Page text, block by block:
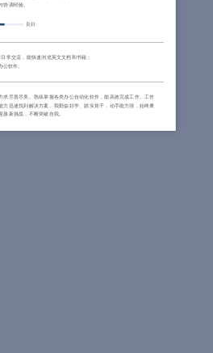
协调经验。
良好
常交流，能快速浏览英文文档和书籍；
软件。
尽善尽美。熟练掌握各类办公自动化软件，能高效完成工作。工作
迅速找到解决方案。我勤奋好学、踏实肯干，动手能力强，始终秉
新挑战，不断突破自我。